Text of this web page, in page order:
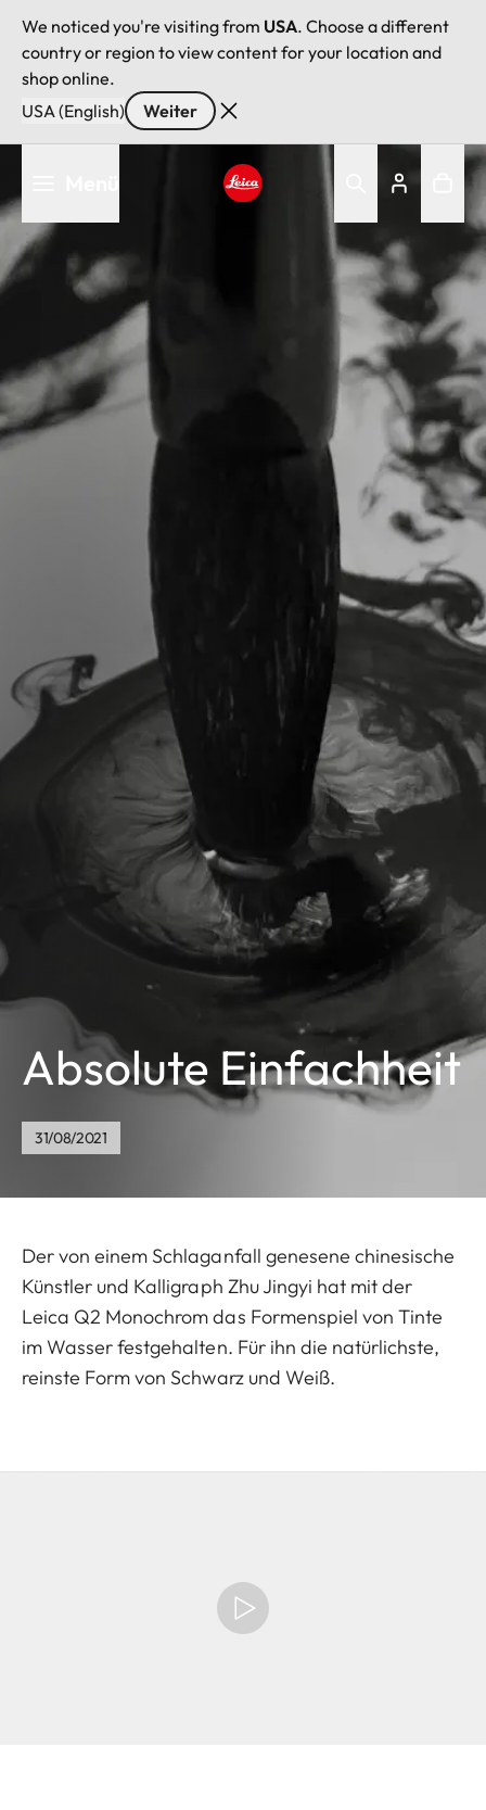
We noticed you're visiting from USA. Choose a different
country or region to view content for your location and
shop online.
USA (English)
Weiter
Inhalt
Absolute Einfachheit
31/08/2021
Der von einem Schlaganfall genesene chinesische
Künstler und Kalligraph Zhu Jingyi hat mit der
Leica Q2 Monochrom das Formenspiel von Tinte
im Wasser festgehalten. Für ihn die natürlichste,
reinste Form von Schwarz und Weiß.